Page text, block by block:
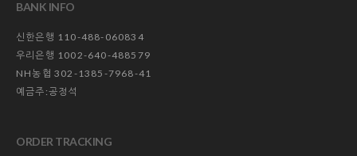
BANK INFO
신한은행 110-488-060834
우리은행 1002-640-488579
NH농협 302-1385-7968-41
예금주:공정석
ORDER TRACKING